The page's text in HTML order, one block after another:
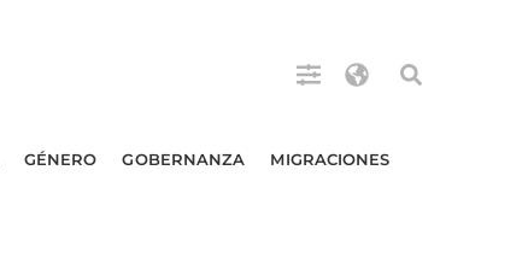
GÉNERO GOBERNANZA MIGRACIONES